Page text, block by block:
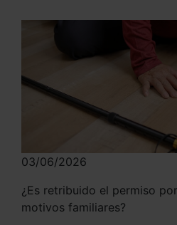
03/06/2026
¿Es retribuido el permiso
motivos familiares?